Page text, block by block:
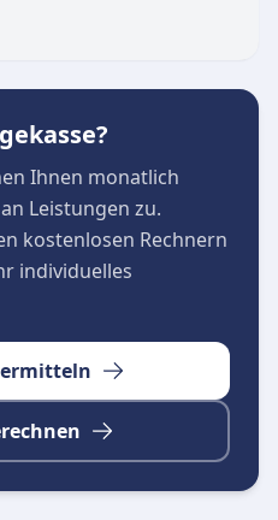
rund um die
Seniorenzentrum
Senioren die
einer sicheren und
zu werden. Die
Grundpflege über
bis hin zu sozialen
Die
Ihnen monatlich
Leistungen zu.
kostenlosen Rechnern
individuelles